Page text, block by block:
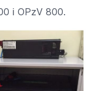
і OPzV 800.